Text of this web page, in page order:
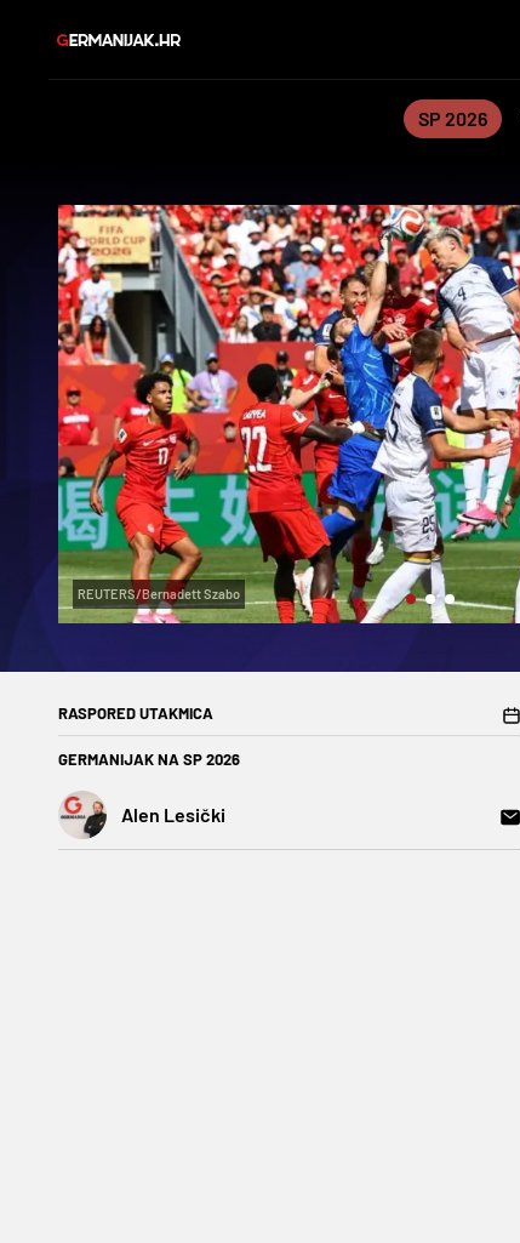
SP 2026
REUTERS/Bernadett Szabo
RASPORED UTAKMICA
GERMANIJAK NA SP 2026
Alen Lesički